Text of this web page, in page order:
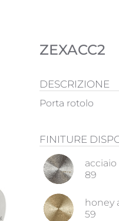
ZEXACC2
DESCRIZIONE
Porta rotolo
FINITURE
89
honey
59